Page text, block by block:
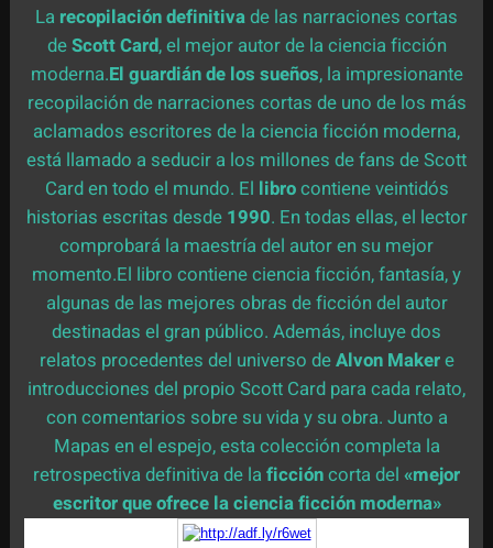
La recopilación definitivade las narraciones cortas
deScott Card, el mejor autor de la ciencia ficción
moderna.El guardián de los sueños, la impresionante
recopilación de narraciones cortas de uno de los más
aclamados escritores de la ciencia ficción moderna,
está llamado a seducir a los millones de fans de Scott
Card en todo el mundo. El librocontiene veintidós
historias escritas desde 1990. En todas ellas, el lector
comprobará la maestría del autor en su mejor
momento.El libro contiene ciencia ficción, fantasía, y
algunas de las mejores obras de ficción del autor
destinadas el gran público. Además, incluye dos
relatos procedentes del universo deAlvon Makere
introducciones del propio Scott Card para cada relato,
con comentarios sobre su vida y su obra. Junto a
Mapas en el espejo, esta colección completa la
retrospectiva definitiva de la ficcióncorta del «mejor
escritor que ofrece la ciencia ficción moderna»